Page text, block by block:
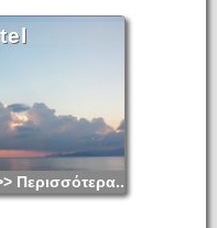
Περισσότερα...